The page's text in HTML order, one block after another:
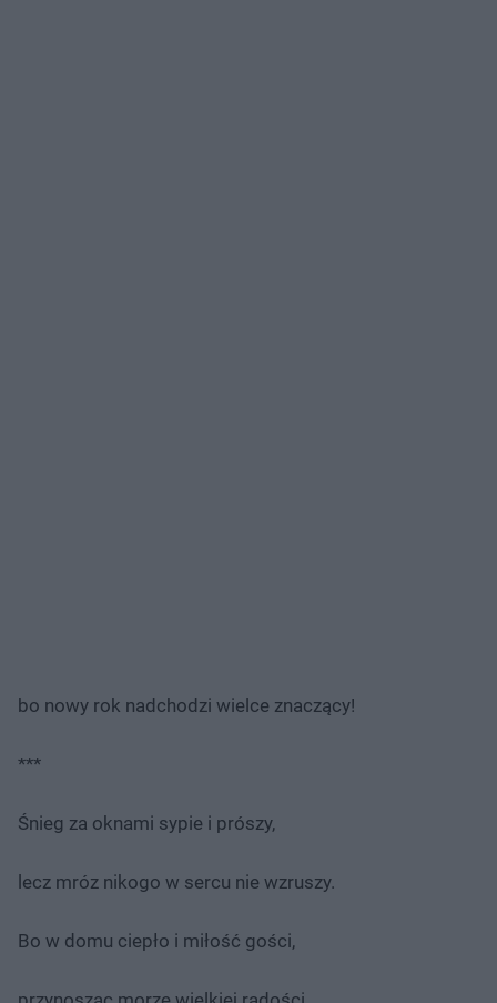
bo nowy rok nadchodzi wielce znaczący!
***
Śnieg za oknami sypie i prószy,
lecz mróz nikogo w sercu nie wzruszy.
Bo w domu ciepło i miłość gości,